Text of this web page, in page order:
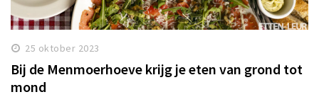
25 oktober 2023
Bij de Menmoerhoeve krijg je eten van grond tot
mond